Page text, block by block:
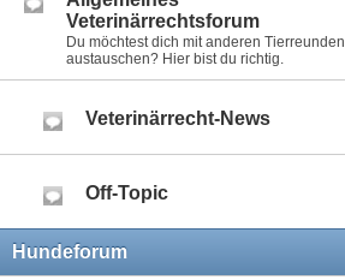
Veterinärrechtsforum
Du möchtest dich mit anderen Tierreunden
austauschen? Hier bist du richtig.
Veterinärrecht-News
Off-Topic
Hundeforum